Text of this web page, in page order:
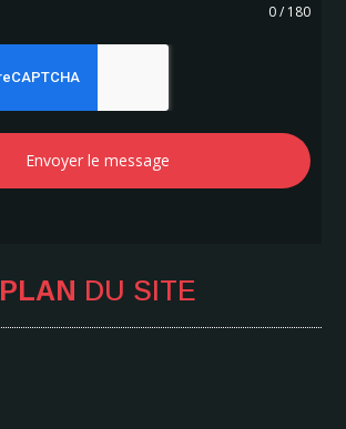
0 / 180
Envoyer le message
PLAN DU SITE